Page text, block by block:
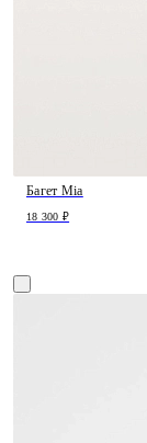
Багет Mia
18 300 ₽